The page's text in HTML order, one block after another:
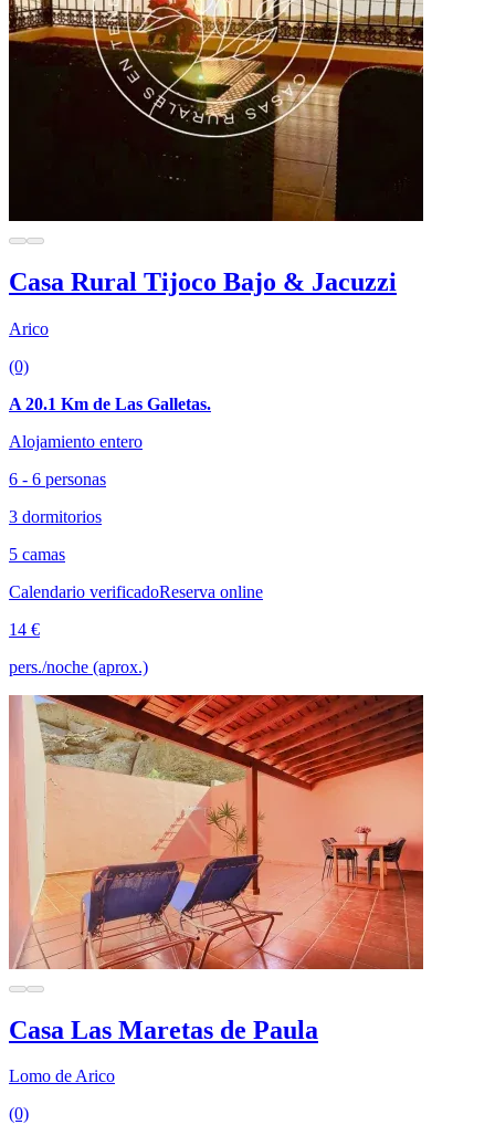
Casa Rural Tijoco Bajo & Jacuzzi
Arico
(0)
A 20.1 Km de Las Galletas.
Alojamiento entero
6 - 6 personas
3 dormitorios
5 camas
Calendario verificadoReserva online
14 €
pers./noche (aprox.)
Casa Las Maretas de Paula
Lomo de Arico
(0)